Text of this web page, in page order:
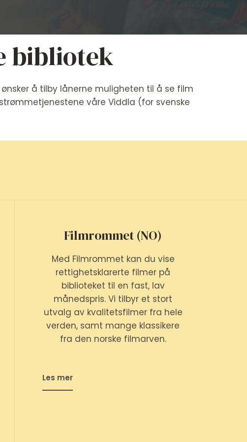
bibliotek
å tilby lånerne muligheten til å se film
våre Viddla (for svenske
Filmrommet (NO)
Med Filmrommet kan du vise
rettighetsklarerte filmer på
biblioteket til en fast, lav
månedspris. Vi tilbyr et stort
utvalg av kvalitetsfilmer fra hele
verden, samt mange klassikere
fra den norske filmarven.
Les mer